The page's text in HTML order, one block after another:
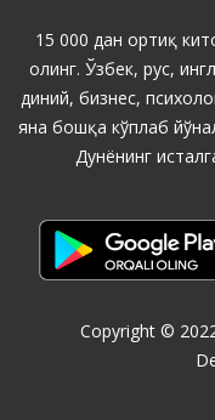
15 000 дан ортиқ
олинг. Ўзбек, рус,
диний, бизнес,
яна бошқа кўплаб
Дунёнинг
Copyright ©